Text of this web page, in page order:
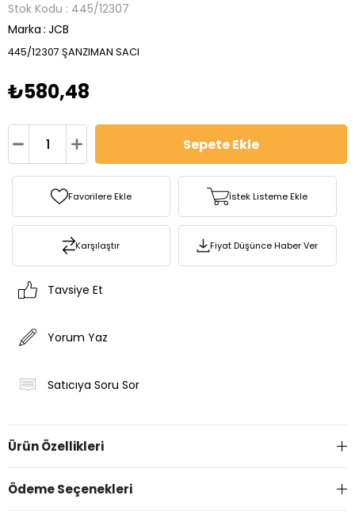
Stok Kodu
445/12307
Marka : JCB
445/12307 ŞANZIMAN SACI
₺580,48
Favorilere Ekle İstek Listeme Ekle
Karşılaştır Fiyat Düşünce Haber Ver
Tavsiye Et
Yorum Yaz
Satıcıya Soru Sor
Ürün Özellikleri
Ödeme Seçenekleri